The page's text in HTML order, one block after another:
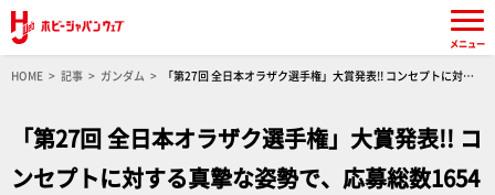
HOME 記事 ガンダム
「第27回 全日本オラザク選手権」大賞発表!! コンセプトに対す
「第27回 全日本オラザク選手権」大賞発表!! コ
ンセプトに対する真摯な姿勢で、応募総数1654
メニュー